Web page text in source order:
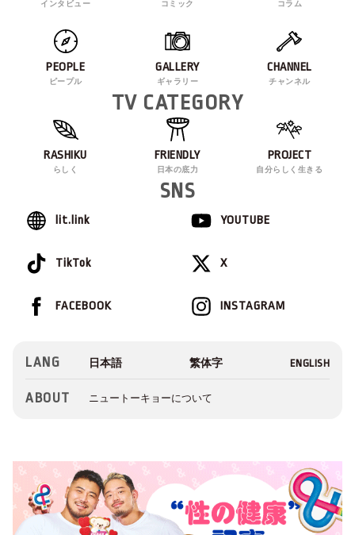
インタビュー コミック コラム
PEOPLE
ピープル
GALLERY
ギャラリー
CHANNEL
チャンネル
TV CATEGORY
RASHIKU
らしく
FRIENDLY
日本の底力
PROJECT
自分らしく生きる
SNS
lit.link YOUTUBE
TikTok X
INSTAGRAM
FACEBOOK
LANG
ABOUT ニュートーキョーについて